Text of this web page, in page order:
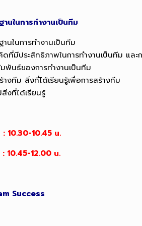
นในการทำงานเป็นทีม
นในการทำงานเป็นทีม
ที่มีประสิทธิภาพในการทำงานเป็นทีม แล
นธ์ของการทำงานเป็นทีม
งทีม สิ่งที่ได้เรียนรู้เพื่อการสร้างทีม
งที่ได้เรียนรู้
10.45 น.
12.00 น.
Success